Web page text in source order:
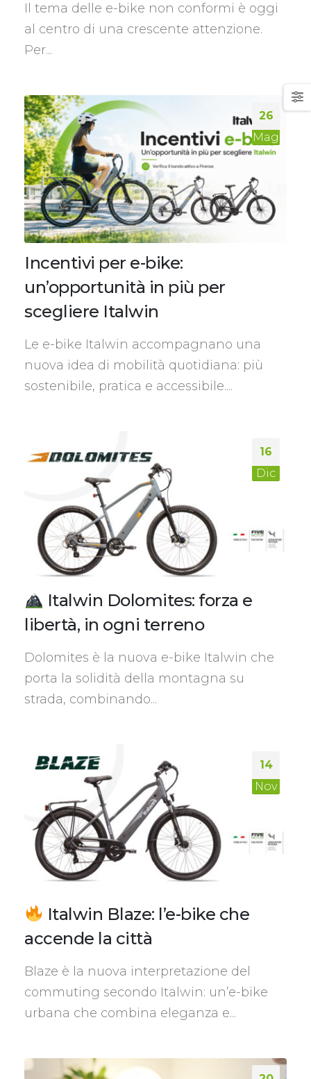
Il tema delle e-bike non conformi è oggi
al centro di una crescente attenzione.
Per...
26
Mag
Incentivi per e-bike:
un’opportunità in più per
scegliere Italwin
Le e-bike Italwin accompagnano una
nuova idea di mobilità quotidiana: più
sostenibile, pratica e accessibile....
16
Dic
Italwin Dolomites: forza e
libertà, in ogni terreno
Dolomites è la nuova e-bike Italwin che
porta la solidità della montagna su
strada, combinando...
14
Nov
Italwin Blaze: l’e-bike che
accende la città
Blaze è la nuova interpretazione del
commuting secondo Italwin: un’e-bike
urbana che combina eleganza e...